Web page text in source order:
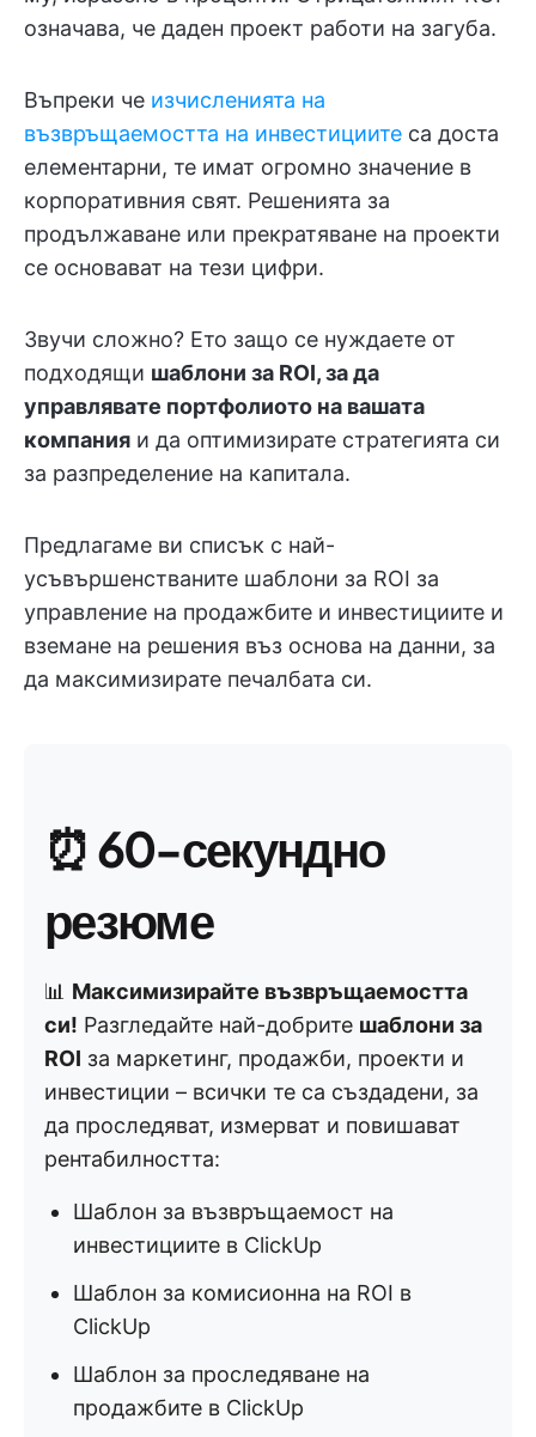
означава, че даден проект работи на загуба.
Въпреки че изчисленията на
възвръщаемостта на инвестициите са доста
елементарни, те имат огромно значение в
корпоративния свят. Решенията за
продължаване или прекратяване на проекти
се основават на тези цифри.
Звучи сложно? Ето защо се нуждаете от
подходящи шаблони за ROI, за да
управлявате портфолиото на вашата
компания и да оптимизирате стратегията си
за разпределение на капитала.
Предлагаме ви списък с най-
усъвършенстваните шаблони за ROI за
управление на продажбите и инвестициите и
вземане на решения въз основа на данни, за
да максимизирате печалбата си.
⏰60-секундно
резюме
📊 Максимизирайте възвръщаемостта
си! Разгледайте най-добрите шаблони за
ROI за маркетинг, продажби, проекти и
инвестиции – всички те са създадени, за
да проследяват, измерват и повишават
рентабилността:
Шаблон за възвръщаемост на
инвестициите в ClickUp
Шаблон за комисионна на ROI в
ClickUp
Шаблон за проследяване на
продажбите в ClickUp